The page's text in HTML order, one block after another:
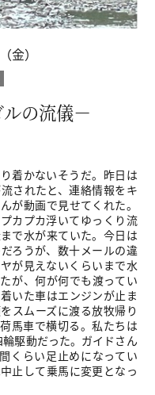
金）
の流儀－
着かないそうだ。昨日は
されたと、連絡情報をキ
が動画で見せてくれた。
カプカ浮いてゆっくり流
で水が来ていた。今日は
ろうが、数十メールの違
が見えないくらいまで水
が、何が何でも渡ってい
いた車はエンジンが止ま
スムーズに渡る放牧帰り
馬車で横切る。私たちは
駆動だった。ガイドさん
くらい足止めになってい
止して乗馬に変更となっ